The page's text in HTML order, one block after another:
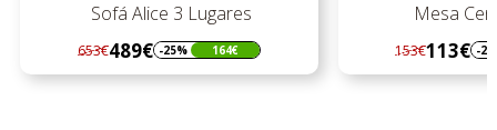
Mesa Cent. Madrid
Regular
preço
153€ 113€
Preço -26%